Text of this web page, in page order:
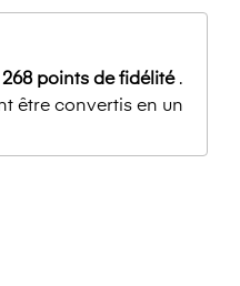
268 points de fidélité.
être convertis en un